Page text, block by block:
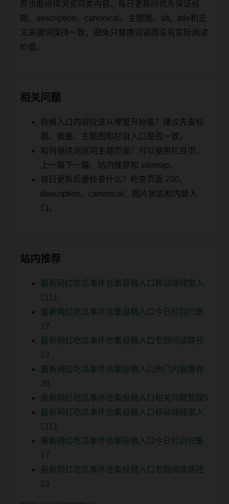
页也能继续浏览同类内容。每日更新时优先保证标
题、description、canonical、主题图、alt、title和正
文关键词保持一致，避免只替换词语而没有实际阅读
价值。
相关问题
投稿入口内容应该从哪里开始看？建议先看标
题、摘要、主题图和栏目入口是否一致。
如何继续浏览同主题页面？可以使用栏目页、
上一篇下一篇、站内推荐和 sitemap。
每日更新后要检查什么？检查页面 200、
description、canonical、图片状态和内链入
口。
站内推荐
最新网红吃瓜事件合集投稿入口移动端搜索入
口11
最新网红吃瓜事件合集投稿入口今日栏目归集
17
最新网红吃瓜事件合集投稿入口专题阅读路径
23
最新网红吃瓜事件合集投稿入口热门内容推荐
29
最新网红吃瓜事件合集投稿入口相关问题整理5
最新网红吃瓜事件合集投稿入口移动端搜索入
口11
最新网红吃瓜事件合集投稿入口今日栏目归集
17
最新网红吃瓜事件合集投稿入口专题阅读路径
23